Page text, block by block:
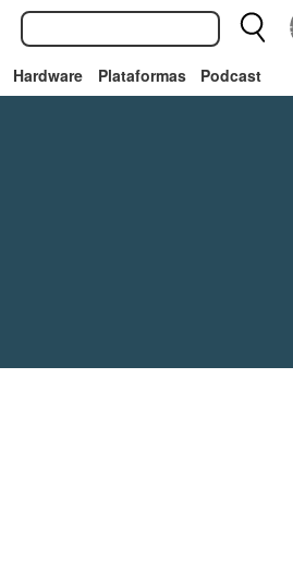
Hardware Plataformas Podcast